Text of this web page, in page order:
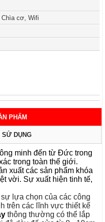
cơ, Wifi
PHẨM
SỬ DỤNG
minh đến từ Đức trong
trong toàn thế giới.
xuất các sản phẩm khóa
vời. Sự xuất hiện tinh tế,
lựa chọn của các công
trên các lĩnh vực thiết kế
thông thường có thể lắp